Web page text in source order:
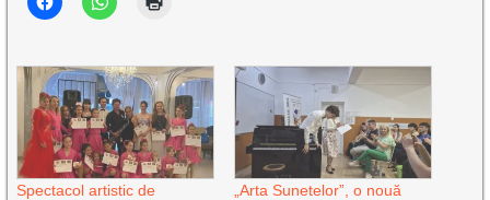
Spectacol artistic de „Arta Sunetelor”, o nouă